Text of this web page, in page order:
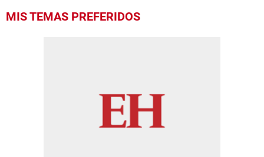
MIS TEMAS PREFERIDOS